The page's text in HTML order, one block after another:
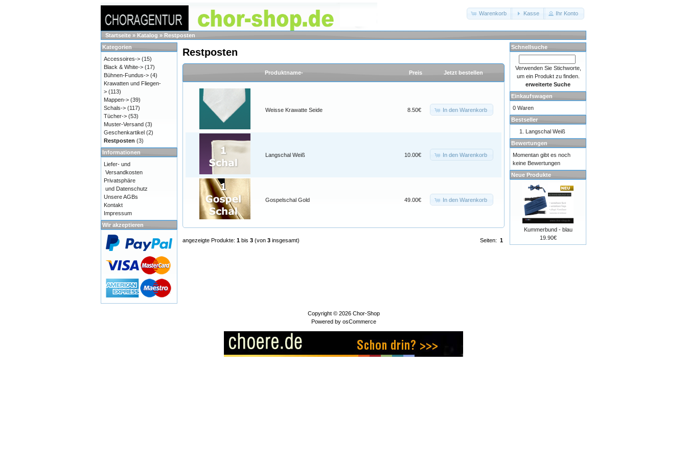
Warenkorb Kasse Ihr Konto
Startseite » Katalog » Restposten
Restposten
Produktname- Preis Jetzt bestellen
Weisse Krawatte Seide 8.50€ In den Warenkorb
Langschal Weiß 10.00€ In den Warenkorb
Gospelschal Gold 49.00€ In den Warenkorb
Seiten: 1
angezeigte Produkte: 1 bis 3 (von 3 insgesamt)
Kategorien
Accessoires-> (15)
Black & White-> (17)
Bühnen-Fundus-> (4)
Krawatten und Fliegen-
> (113)
Mappen-> (39)
Schals-> (117)
Tücher-> (53)
Muster-Versand (3)
Geschenkartikel (2)
Restposten (3)
Informationen
Liefer- und
Versandkosten
Privatsphäre
und Datenschutz
Unsere AGBs
Kontakt
Impressum
Wir akzeptieren
Schnellsuche
Verwenden Sie Stichworte,
um ein Produkt zu finden.
erweiterte Suche
Einkaufswagen
0 Waren
Bestseller
Langschal Weiß
Bewertungen
Momentan gibt es noch
keine Bewertungen
Neue Produkte
Kummerbund - blau
19.90€
Copyright © 2026 Chor-Shop
Powered by osCommerce